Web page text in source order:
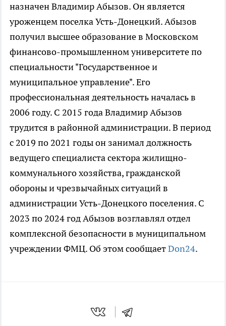
назначен Владимир Абызов. Он является
уроженцем поселка Усть-Донецкий. Абызов
получил высшее образование в Московском
финансово-промышленном университете по
специальности "Государственное и
муниципальное управление". Его
профессиональная деятельность началась в
2006 году. С 2015 года Владимир Абызов
трудится в районной администрации. В период
с 2019 по 2021 годы он занимал должность
ведущего специалиста сектора жилищно-
коммунального хозяйства, гражданской
обороны и чрезвычайных ситуаций в
администрации Усть-Донецкого поселения. С
2023 по 2024 год Абызов возглавлял отдел
комплексной безопасности в муниципальном
учреждении ФМЦ. Об этом сообщаетDon24.